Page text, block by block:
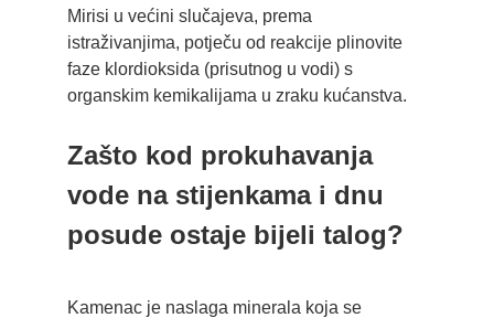
Mirisi u većini slučajeva, prema
istraživanjima, potječu od reakcije plinovite
faze klordioksida (prisutnog u vodi) s
organskim kemikalijama u zraku kućanstva.
Zašto kod prokuhavanja
vode na stijenkama i dnu
posude ostaje bijeli talog?
Kamenac je naslaga minerala koja se